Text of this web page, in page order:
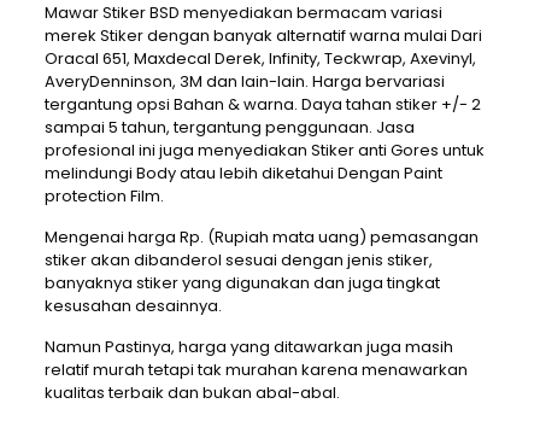
Mawar Stiker BSD menyediakan bermacam variasi
merek Stiker dengan banyak alternatif warna mulai Dari
Oracal 651, Maxdecal Derek, Infinity, Teckwrap, Axevinyl,
AveryDenninson, 3M dan lain-lain. Harga bervariasi
tergantung opsi Bahan & warna. Daya tahan stiker +/- 2
sampai 5 tahun, tergantung penggunaan. Jasa
profesional ini juga menyediakan Stiker anti Gores untuk
melindungi Body atau lebih diketahui Dengan Paint
protection Film.
Mengenai harga Rp. (Rupiah mata uang) pemasangan
stiker akan dibanderol sesuai dengan jenis stiker,
banyaknya stiker yang digunakan dan juga tingkat
kesusahan desainnya.
Namun Pastinya, harga yang ditawarkan juga masih
relatif murah tetapi tak murahan karena menawarkan
kualitas terbaik dan bukan abal-abal.